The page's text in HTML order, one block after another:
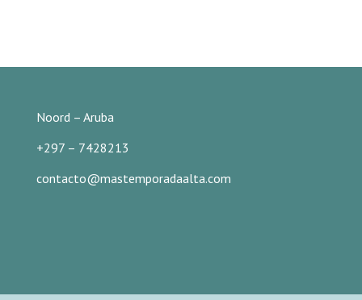
Noord – Aruba
+297 – 7428213
contacto@mastemporadaalta.com